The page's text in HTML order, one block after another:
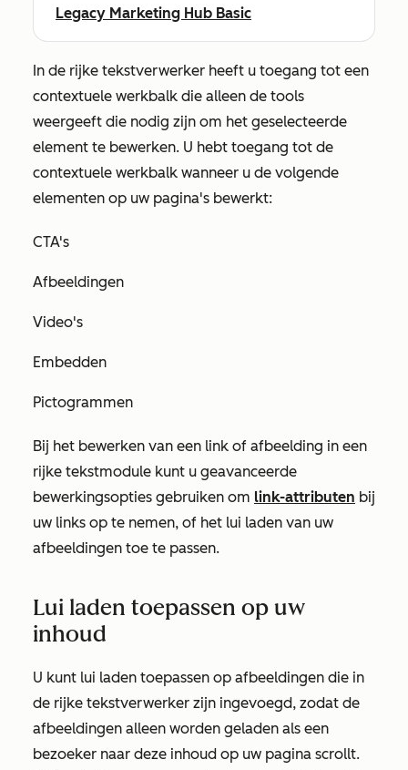
Legacy Marketing Hub Basic
In de rijke tekstverwerker heeft u toegang tot een
contextuele werkbalk die alleen de tools
weergeeft die nodig zijn om het geselecteerde
element te bewerken. U hebt toegang tot de
contextuele werkbalk wanneer u de volgende
elementen op uw pagina's bewerkt:
CTA's
Afbeeldingen
Video's
Embedden
Pictogrammen
Bij het bewerken van een link of afbeelding in een
rijke tekstmodule kunt u geavanceerde
bewerkingsopties gebruiken om link-attributen bij
uw links op te nemen, of het lui laden van uw
afbeeldingen toe te passen.
Lui laden toepassen op uw
inhoud
U kunt lui laden toepassen op afbeeldingen die in
de rijke tekstverwerker zijn ingevoegd, zodat de
afbeeldingen alleen worden geladen als een
bezoeker naar deze inhoud op uw pagina scrollt.